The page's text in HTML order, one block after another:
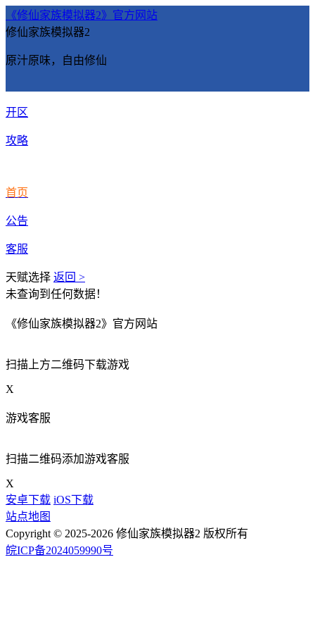
《修仙家族模拟器2》官方网站
修仙家族模拟器2
原汁原味，自由修仙
开区
攻略
首页
公告
客服
天赋选择 返回 >
未查询到任何数据！
《修仙家族模拟器2》官方网站
扫描上方二维码下载游戏
X
游戏客服
扫描二维码添加游戏客服
X
安卓下载 iOS下载
站点地图
Copyright © 2025-2026 修仙家族模拟器2 版权所有
皖ICP备2024059990号